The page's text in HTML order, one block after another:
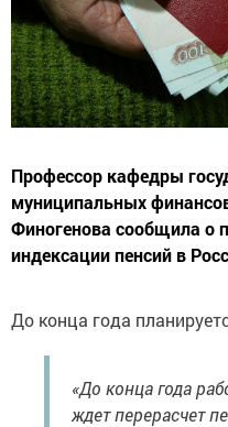
Профессор кафедры
муниципальных
Финогенова сообщила о
индексации пенсий в
До конца года
«До конца года
ждет перерасчет